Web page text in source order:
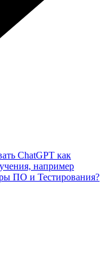
ChatGPT как
например
ПО и Тестирования?